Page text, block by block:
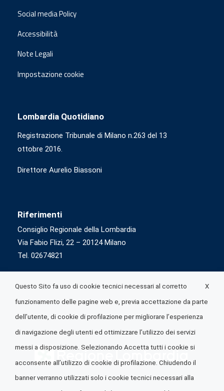
Social media Policy
Accessibilità
Note Legali
Impostazione cookie
Lombardia Quotidiano
Registrazione Tribunale di Milano n.263 del 13
ottobre 2016.
Direttore Aurelio Biassoni
Riferimenti
Consiglio Regionale della Lombardia
Via Fabio Flizi, 22 – 20124 Milano
Tel. 02674821
X
Questo Sito fa uso di cookie tecnici necessari al corretto
funzionamento delle pagine web e, previa accettazione da parte
dell’utente, di cookie di profilazione per migliorare l’esperienza
di navigazione degli utenti ed ottimizzare l’utilizzo dei servizi
messi a disposizione. Selezionando Accetta tutti i cookie si
acconsente all’utilizzo di cookie di profilazione. Chiudendo il
banner verranno utilizzati solo i cookie tecnici necessari alla